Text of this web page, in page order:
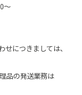
～
につきましては、
品の発送業務は